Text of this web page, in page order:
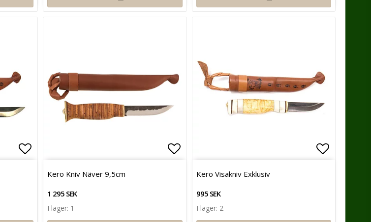
Lägg till i favoritlistan Lägg till i favoritlistan
Kero Kniv Näver 9,5cm
1 295 SEK
I lager: 1
Kero Visakniv Exklusiv
995 SEK
I lager: 2